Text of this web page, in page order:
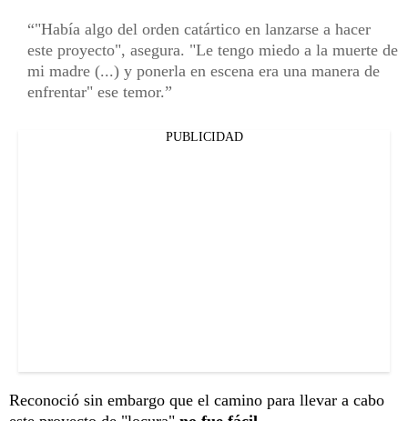
"Había algo del orden catártico en lanzarse a hacer
este proyecto", asegura. "Le tengo miedo a la muerte de
mi madre (...) y ponerla en escena era una manera de
enfrentar" ese temor.
PUBLICIDAD
Reconoció sin embargo que el camino para llevar a cabo